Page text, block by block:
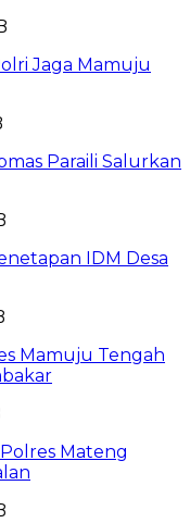
Jaga Mamuju
Paraili Salurkan
IDM Desa
Mamuju Tengah
Mateng